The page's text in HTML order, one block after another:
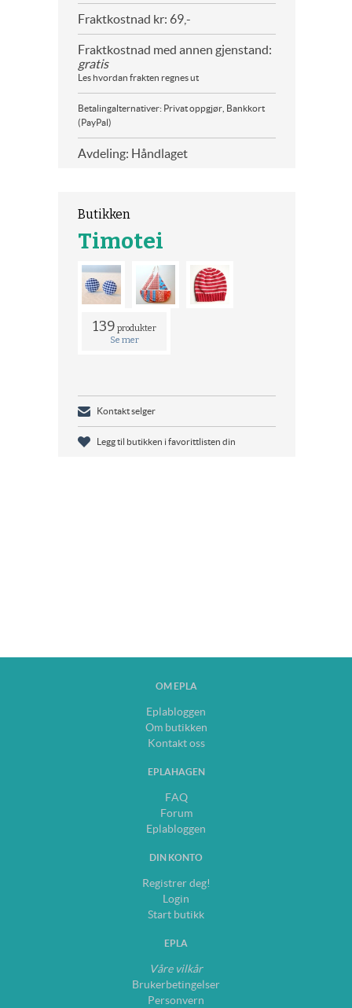
Fraktkostnad kr: 69,-
Fraktkostnad med annen gjenstand:
gratis
Les hvordan frakten regnes ut
Betalingalternativer: Privat oppgjør, Bankkort
(PayPal)
Avdeling: Håndlaget
Butikken
Timotei
139 produkter
Se mer
Kontakt selger
Legg til butikken i favorittlisten din
OM EPLA
Eplabloggen
Om butikken
Kontakt oss
EPLAHAGEN
FAQ
Forum
Eplabloggen
DIN KONTO
Registrer deg!
Login
Start butikk
EPLA
Våre vilkår
Brukerbetingelser
Personvern